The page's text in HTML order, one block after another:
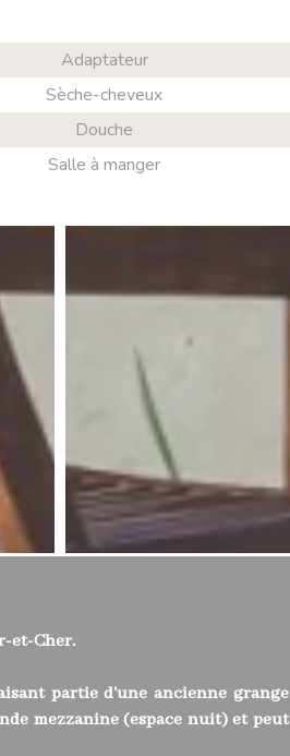
Adaptateur
Sèche-cheveux
Douche
Salle à manger
et-Cher.
partie d'une ancienne grange
mezzanine (espace nuit) et peut